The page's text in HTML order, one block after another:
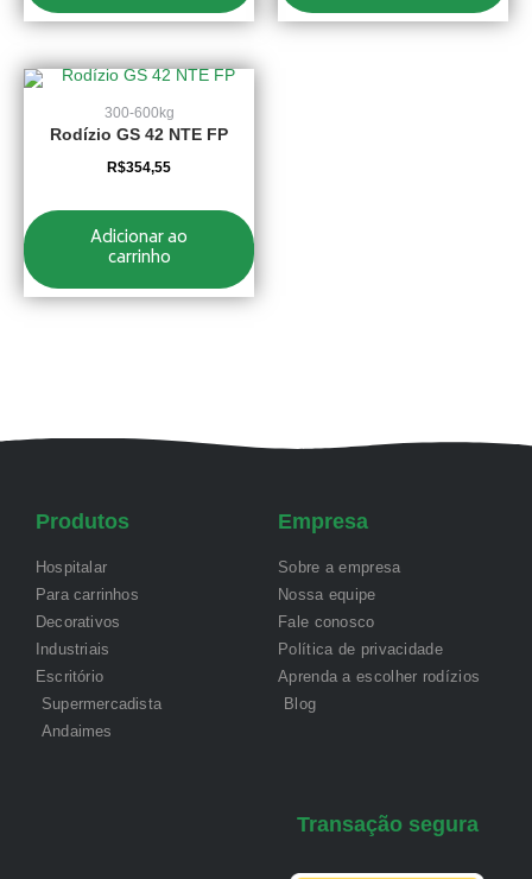
300-600kg
Rodízio GS 42 NTE FP
R$354,55
Adicionar ao
carrinho
Produtos
Hospitalar
Para carrinhos
Decorativos
Industriais
Escritório
Supermercadista
Andaimes
Empresa
Sobre a empresa
Nossa equipe
Fale conosco
Política de privacidade
Aprenda a escolher rodízios
Blog
Transação segura